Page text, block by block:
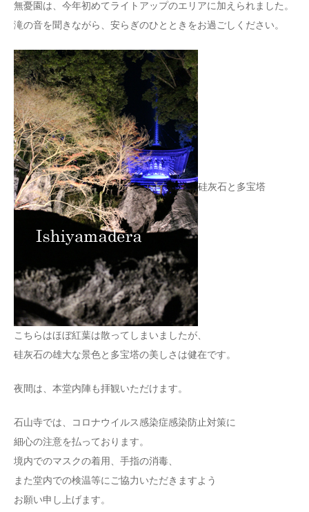
無憂園は、今年初めてライトアップのエリアに加えられました。
滝の音を聞きながら、安らぎのひとときをお過ごしください。
硅灰石と多宝塔
こちらはほぼ紅葉は散ってしまいましたが、
硅灰石の雄大な景色と多宝塔の美しさは健在です。
夜間は、本堂内陣も拝観いただけます。
石山寺では、コロナウイルス感染症感染防止対策に
細心の注意を払っております。
境内でのマスクの着用、手指の消毒、
また堂内での検温等にご協力いただきますよう
お願い申し上げます。